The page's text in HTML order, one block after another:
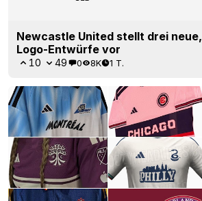
Newcastle United stellt drei
Logo-Entwürfe vor
10 49 0 8K 1 T.